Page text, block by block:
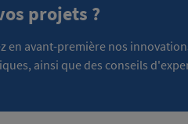
projets ?
en avant-première nos
ainsi que des conseils